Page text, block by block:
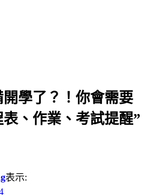
開學了？！你會需要
表、作業、考試提醒”
表示: